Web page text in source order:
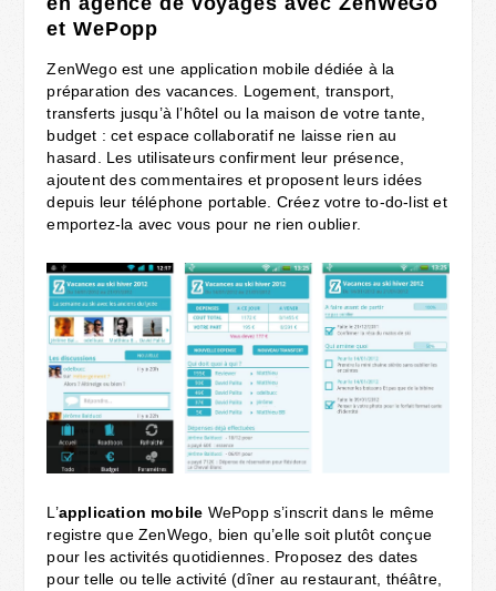
et WePopp
ZenWego est une application mobile dédiée à la
préparation des vacances. Logement, transport,
transferts jusqu’à l’hôtel ou la maison de votre tante,
budget : cet espace collaboratif ne laisse rien au
hasard. Les utilisateurs confirment leur présence,
ajoutent des commentaires et proposent leurs idées
depuis leur téléphone portable. Créez votre to-do-list et
emportez-la avec vous pour ne rien oublier.
L’application mobile WePopp s’inscrit dans le même
registre que ZenWego, bien qu’elle soit plutôt conçue
pour les activités quotidiennes. Proposez des dates
pour telle ou telle activité (dîner au restaurant, théâtre,